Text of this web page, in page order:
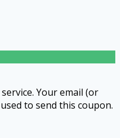
Your email (or
to send this coupon.